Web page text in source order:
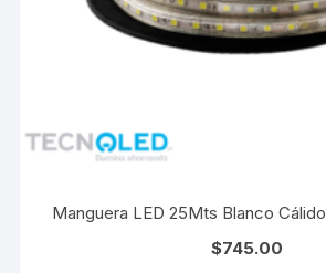
Manguera LED 25Mts Blanco
$745.00